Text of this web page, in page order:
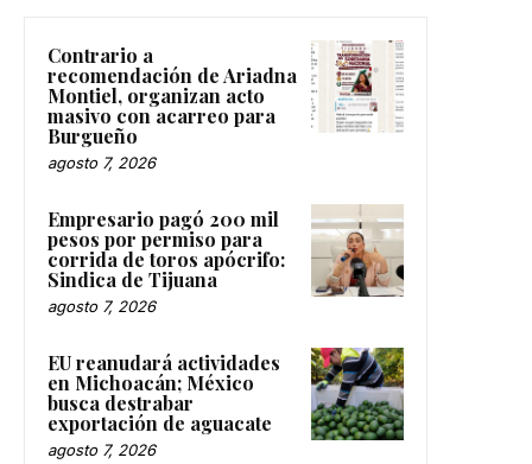
Contrario a
recomendación de Ariadna
Montiel, organizan acto
masivo con acarreo para
Burgueño
agosto 7, 2026
Empresario pagó 200 mil
pesos por permiso para
corrida de toros apócrifo:
Sindica de Tijuana
agosto 7, 2026
EU reanudará actividades
en Michoacán; México
busca destrabar
exportación de aguacate
agosto 7, 2026